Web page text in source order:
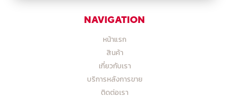
NAVIGATION
หน้าแรก
สินค้า
เกี่ยวกับเรา
บริการหลังการขาย
ติดต่อเรา